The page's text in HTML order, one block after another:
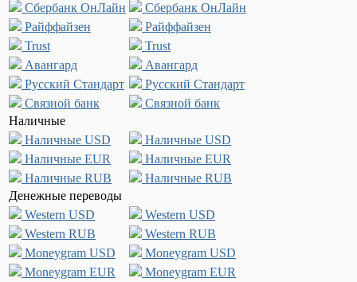
Сбербанк ОнЛайн
Сбербанк ОнЛайн
Райффайзен
Райффайзен
Trust
Trust
Авангард
Авангард
Русский Стандарт
Русский Стандарт
Связной банк
Связной банк
Наличные
Наличные USD
Наличные USD
Наличные EUR
Наличные EUR
Наличные RUB
Наличные RUB
Денежные переводы
Western USD
Western USD
Western RUB
Western RUB
Moneygram USD
Moneygram USD
Moneygram EUR
Moneygram EUR